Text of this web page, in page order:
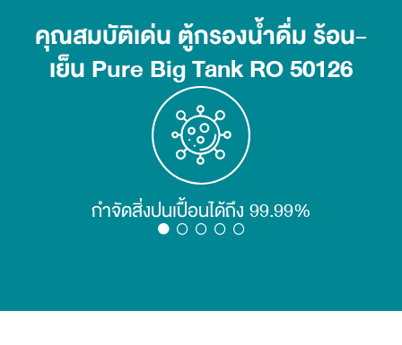
กรองน้ำกร่อยและน้ำที่มีความกระด้างสูง
รวมถึงสารละลายในน้ำได้อย่างมีประสิทธิภาพ
4. ไส้กรองโพสท์คาร์บอน (Post Carbon) รหัส 83841
กำจัดกลิ่นอันไม่พึงประสงค์ในน้ำ กรองสารคลอรีน
และปรับสภาพน้ำให้ดีขึ้น
อะไหล่อื่นๆ รับประกัน 1 ปี
ไส้กรอง รับประกัน 1 เดือน
คุณสมบัติเด่น ตู้กรองน้ำดื่ม ร้อน-
เย็น Pure Big Tank RO 50126
กำจัดสิ่งปนเปื้อนได้ถึง 99.99%